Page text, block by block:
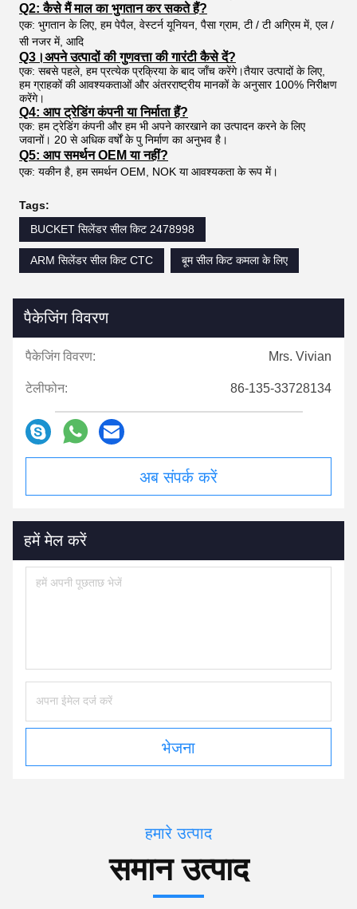
Q2: कैसे मैं माल का भुगतान कर सकते हैं?
एक: भुगतान के लिए, हम पेपैल, वेस्टर्न यूनियन, पैसा ग्राम, टी / टी अग्रिम में, एल /
सी नजर में, आदि
Q3।अपने उत्पादों की गुणवत्ता की गारंटी कैसे दें?
एक: सबसे पहले, हम प्रत्येक प्रक्रिया के बाद जाँच करेंगे।तैयार उत्पादों के लिए,
हम ग्राहकों की आवश्यकताओं और अंतरराष्ट्रीय मानकों के अनुसार 100% निरीक्षण
करेंगे।
Q4: आप ट्रेडिंग कंपनी या निर्माता हैं?
एक: हम ट्रेडिंग कंपनी और हम भी अपने कारखाने का उत्पादन करने के लिए
जवानों। 20 से अधिक वर्षों के पु निर्माण का अनुभव है।
Q5: आप समर्थन OEM या नहीं?
एक: यकीन है, हम समर्थन OEM, NOK या आवश्यकता के रूप में।
Tags:
BUCKET सिलेंडर सील किट 2478998
ARM सिलेंडर सील किट CTC बूम सील किट कमला के लिए
पैकेजिंग विवरण
पैकेजिंग विवरण: Mrs. Vivian
टेलीफोन: 86-135-33728134
अब संपर्क करें
हमें मेल करें
भेजना
हमारे उत्पाद
समान उत्पाद